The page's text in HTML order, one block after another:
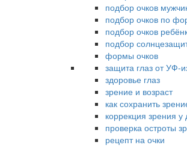
подбор очков
подбор очков по
подбор очков
подбор
формы очков
защита глаз от УФ-
здоровье глаз
зрение и возраст
как сохранить
коррекция зрения у
проверка остроты
рецепт на очки